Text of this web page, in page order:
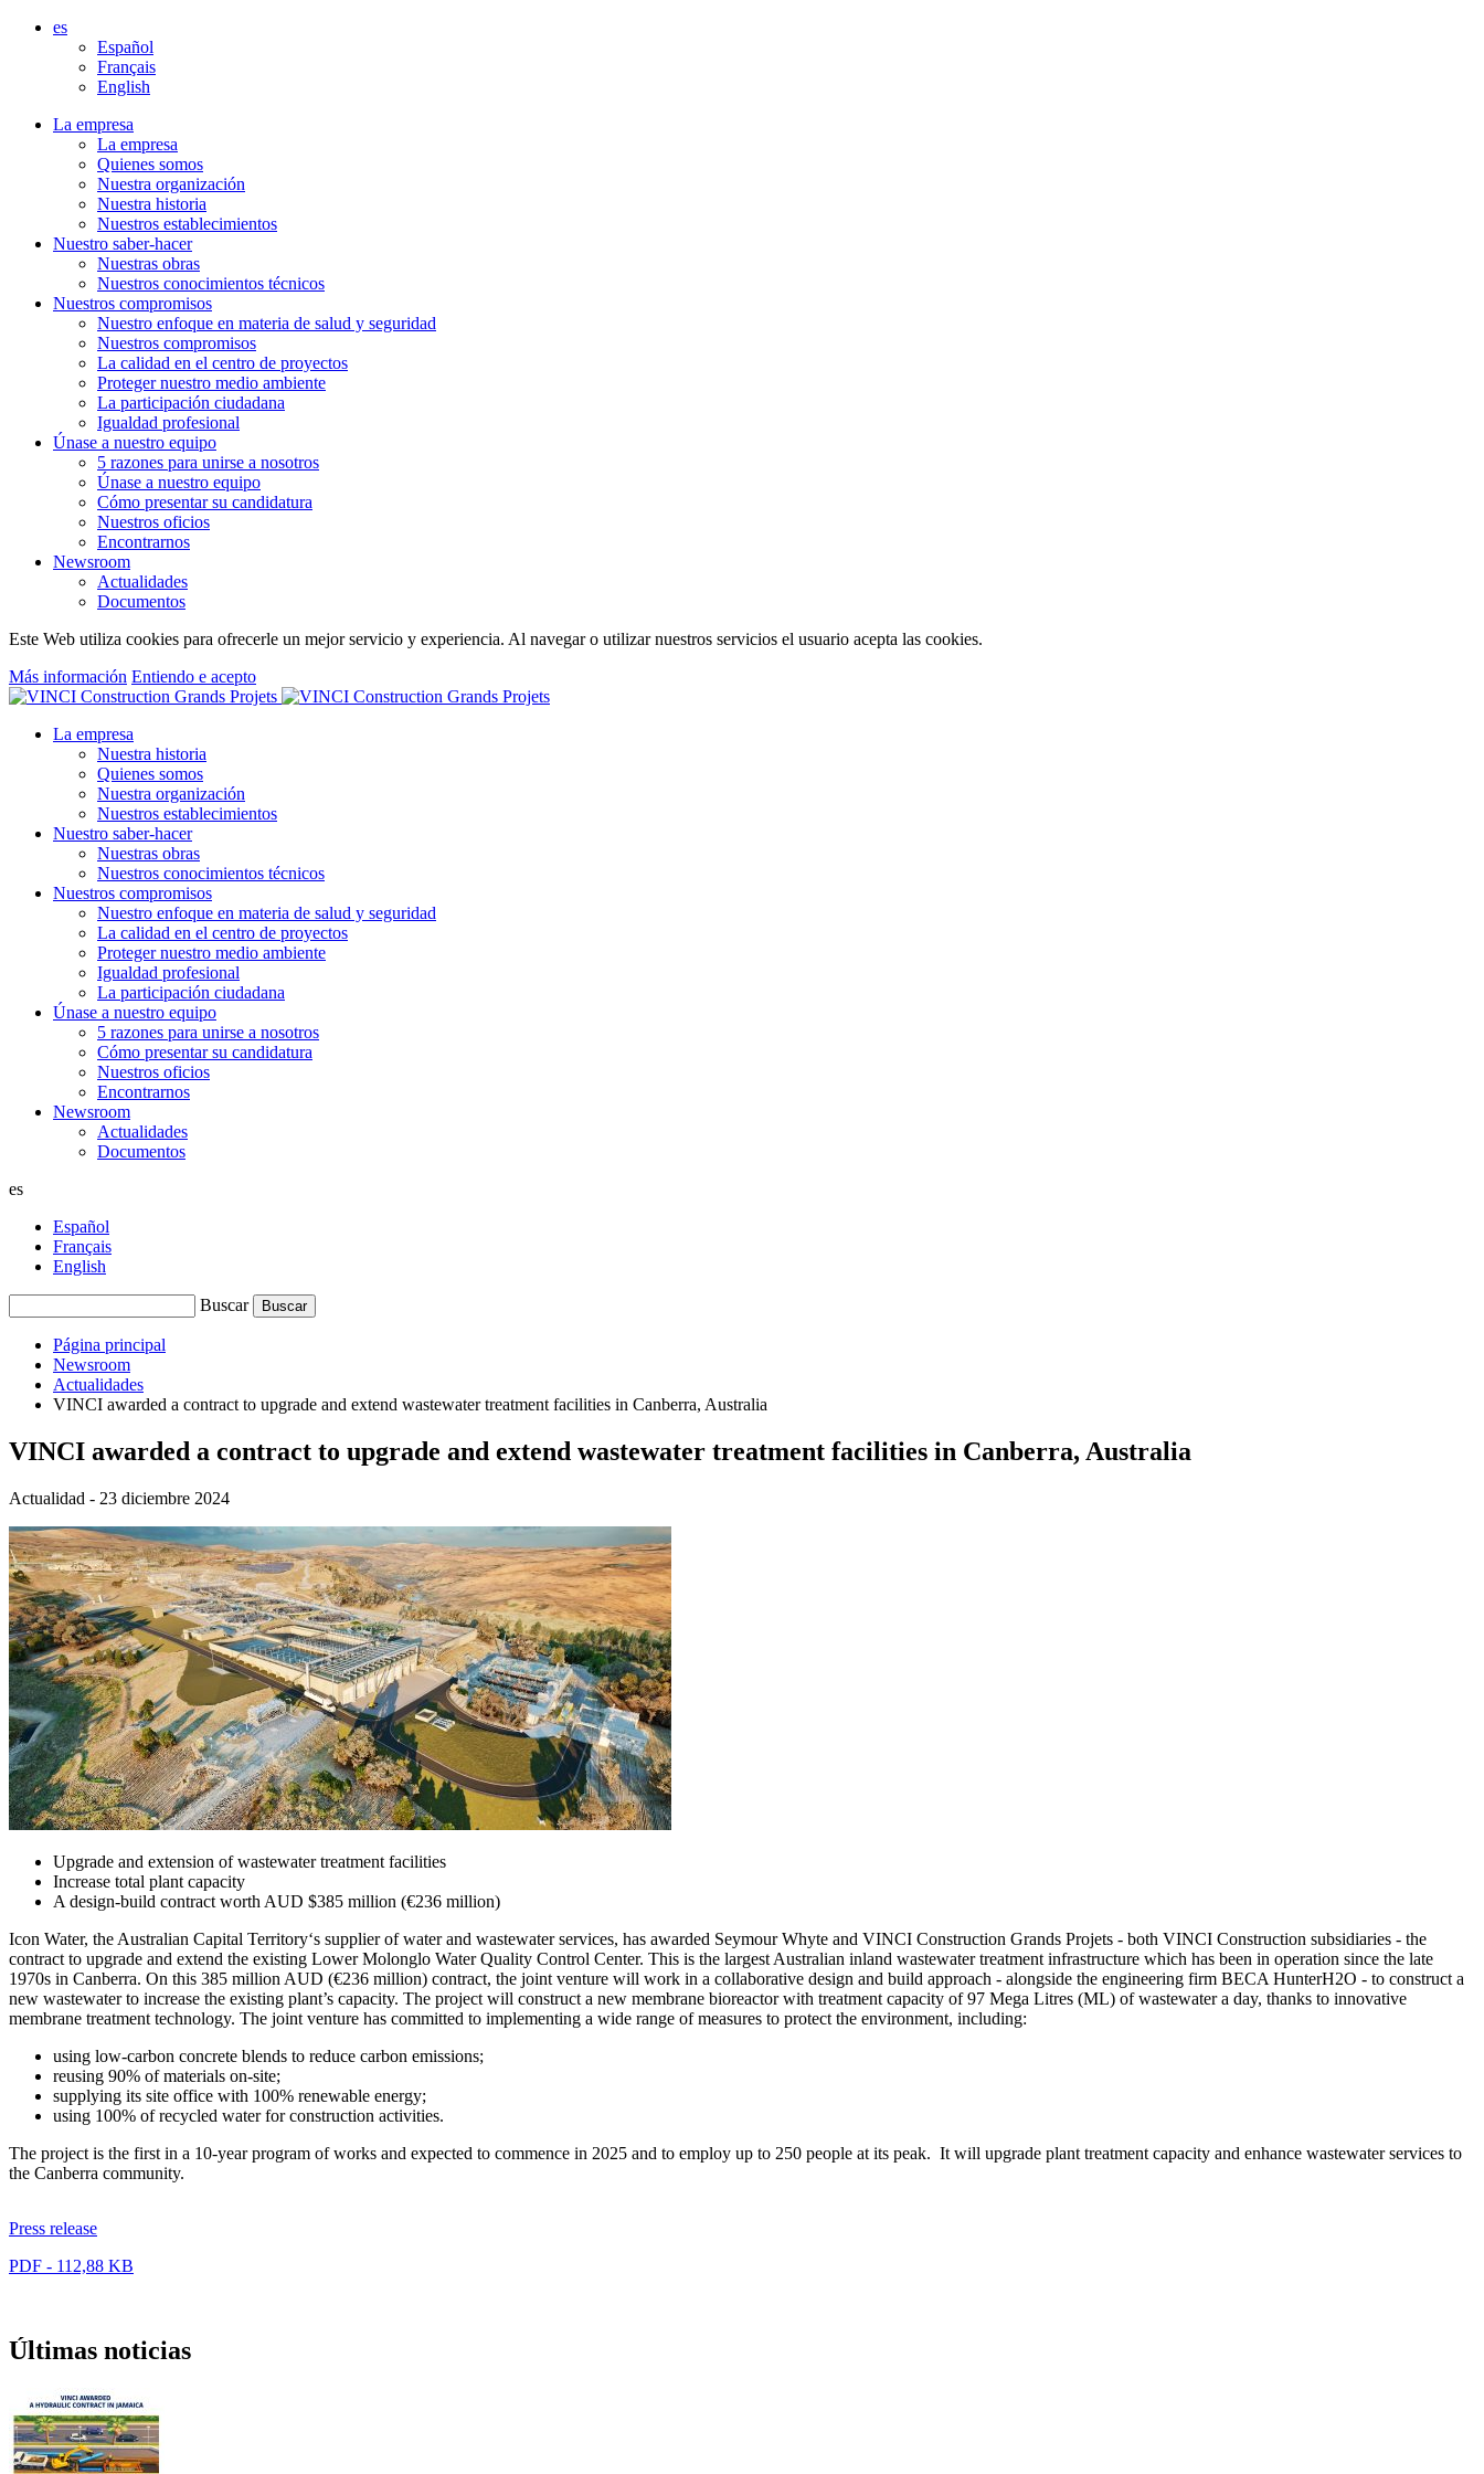
Aller
directement
es
Español
Français
English
La empresa
La empresa
Quienes somos
Nuestra organización
Nuestra historia
Nuestros establecimientos
Nuestro saber-hacer
Nuestras obras
Nuestros conocimientos técnicos
Nuestros compromisos
Nuestro enfoque en materia de salud y seguridad
Nuestros compromisos
La calidad en el centro de proyectos
Proteger nuestro medio ambiente
La participación ciudadana
Igualdad profesional
Únase a nuestro equipo
5 razones para unirse a nosotros
Únase a nuestro equipo
Cómo presentar su candidatura
Nuestros oficios
Encontrarnos
Newsroom
Actualidades
Documentos
Este Web utiliza cookies para ofrecerle un mejor servicio y experiencia. Al navegar o utilizar nuestros servicios el usuario acepta las cookies.
Más información Entiendo e acepto
La empresa
Nuestra historia
Quienes somos
Nuestra organización
Nuestros establecimientos
Nuestro saber-hacer
Nuestras obras
Nuestros conocimientos técnicos
Nuestros compromisos
Nuestro enfoque en materia de salud y seguridad
La calidad en el centro de proyectos
Proteger nuestro medio ambiente
Igualdad profesional
La participación ciudadana
Únase a nuestro equipo
5 razones para unirse a nosotros
Cómo presentar su candidatura
Nuestros oficios
Encontrarnos
Newsroom
Actualidades
Documentos
es
Español
Français
English
Buscar
Página principal
Newsroom
Actualidades
VINCI awarded a contract to upgrade and extend wastewater treatment facilities in Canberra, Australia
VINCI awarded a contract to upgrade and extend wastewater treatment facilities in Canberra, Australia
Actualidad - 23 diciembre 2024
Upgrade and extension of wastewater treatment facilities
Increase total plant capacity
A design-build contract worth AUD $385 million (€236 million)
Icon Water, the Australian Capital Territory‘s supplier of water and wastewater services, has awarded Seymour Whyte and VINCI Construction Grands Projets - both VINCI Construction subsidiaries - the
contract to upgrade and extend the existing Lower Molonglo Water Quality Control Center. This is the largest Australian inland wastewater treatment infrastructure which has been in operation since the late
1970s in Canberra. On this 385 million AUD (€236 million) contract, the joint venture will work in a collaborative design and build approach - alongside the engineering firm BECA HunterH2O - to construct a
new wastewater to increase the existing plant’s capacity. The project will construct a new membrane bioreactor with treatment capacity of 97 Mega Litres (ML) of wastewater a day, thanks to innovative
membrane treatment technology. The joint venture has committed to implementing a wide range of measures to protect the environment, including:
using low-carbon concrete blends to reduce carbon emissions;
reusing 90% of materials on-site;
supplying its site office with 100% renewable energy;
using 100% of recycled water for construction activities.
The project is the first in a 10-year program of works and expected to commence in 2025 and to employ up to 250 people at its peak. It will upgrade plant treatment capacity and enhance wastewater services to
the Canberra community.
Press release
PDF - 112,88 KB
Últimas noticias